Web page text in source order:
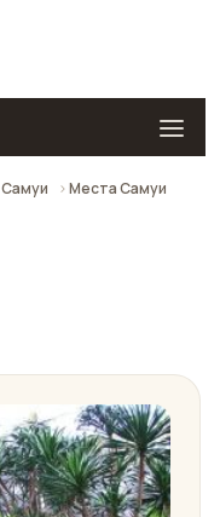
Самуи
Места Самуи